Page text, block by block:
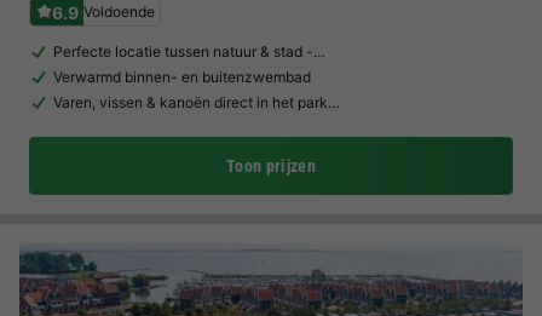
6.9 Voldoende
Perfecte locatie tussen natuur & stad -…
Verwarmd binnen- en buitenzwembad
Varen, vissen & kanoën direct in het park…
Toon prijzen